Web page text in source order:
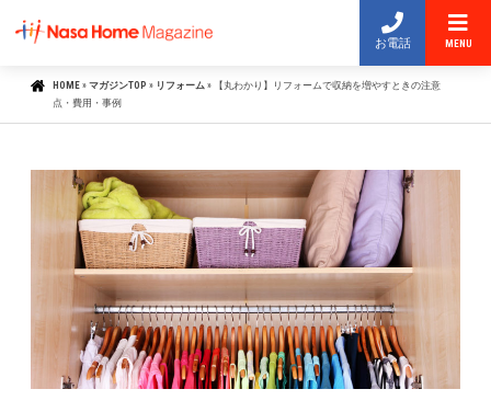
MENU
お電話
HOME » マガジンTOP » リフォーム »
【丸わかり】リフォームで収納を増やすときの注意
点・費用・事例